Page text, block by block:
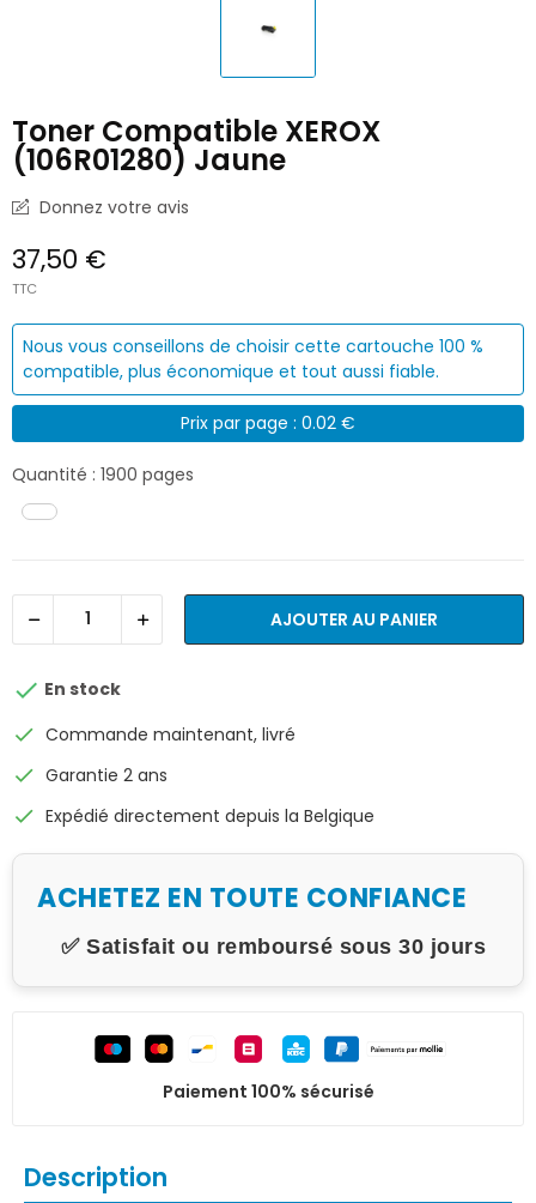
Toner Compatible XEROX
(106R01280) Jaune
Donnez votre avis
37,50 €
TTC
Nous vous conseillons de choisir cette cartouche 100 %
compatible, plus économique et tout aussi fiable.
Prix par page : 0.02 €
Quantité : 1900 pages
AJOUTER AU PANIER
 En stock
check Commande maintenant, livré
check Garantie 2 ans
check Expédié directement depuis la Belgique
ACHETEZ EN TOUTE CONFIANCE
✅ Satisfait ou remboursé sous 30 jours
Paiement 100% sécurisé
Description